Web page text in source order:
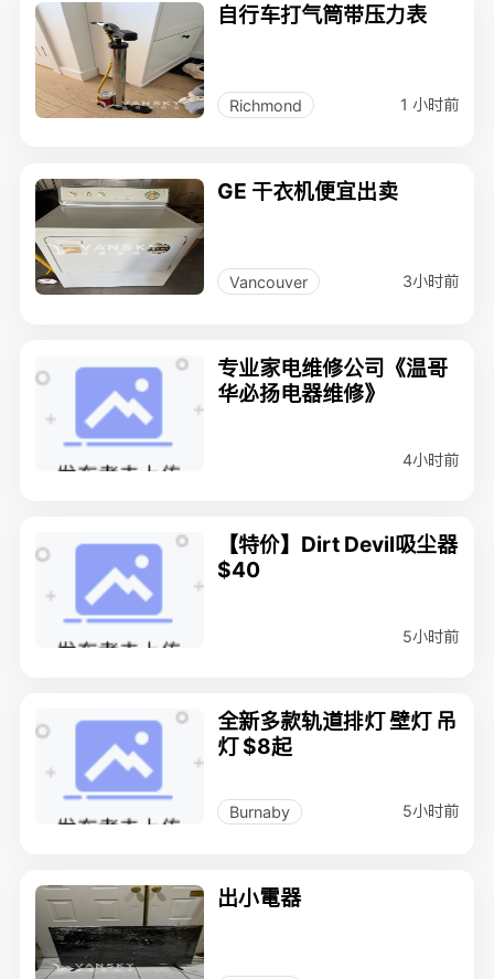
自行车打气筒带压力表
Richmond 1 小时前
GE 干衣机便宜出卖
Vancouver 3小时前
专业家电维修公司《温哥
华必扬电器维修》
4小时前
【特价】Dirt Devil吸尘器
$40
5小时前
全新多款轨道排灯 壁灯 吊
灯 $8起
Burnaby 5小时前
出小電器